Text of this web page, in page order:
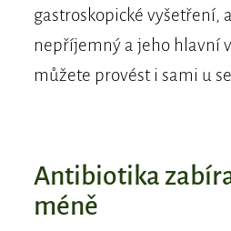
gastroskopické vyšetření,
nepříjemný a jeho hlavní
můžete provést i sami u
​Antibiotika
méně